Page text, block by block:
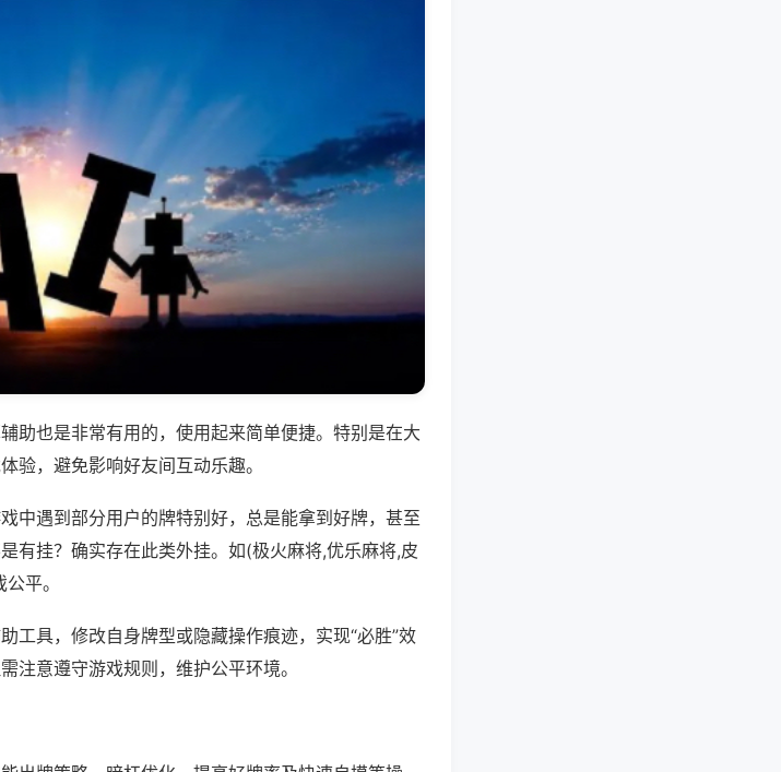
助也是非常有用的，使用起来简单便捷。特别是在大
验，避免影响好友间互动乐趣。
中遇到部分用户的牌特别好，总是能拿到好牌，甚至
有挂？确实存在此类外挂。如(极火麻将,优乐麻将,皮
平。
工具，修改自身牌型或隐藏操作痕迹，实现“必胜”效
注意遵守游戏规则，维护公平环境。